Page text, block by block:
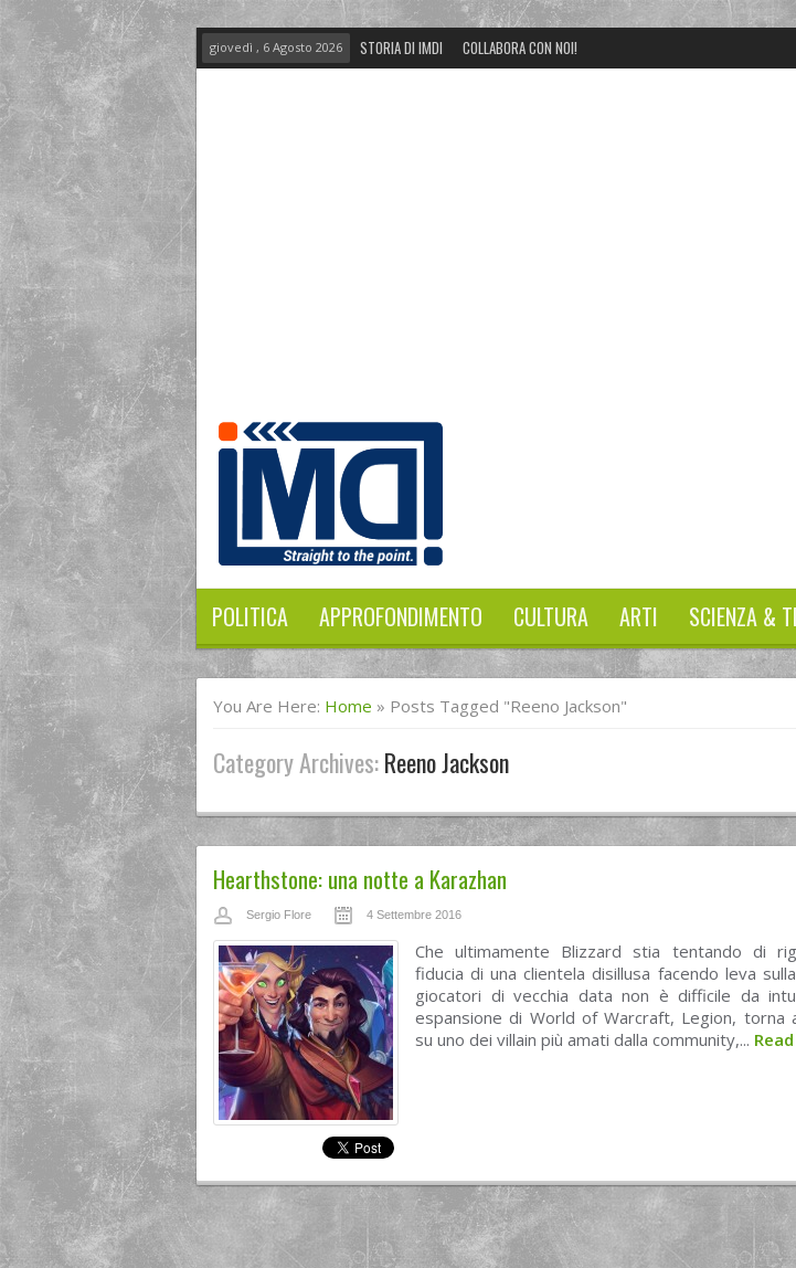
giovedì , 6 Agosto 2026 STORIA DI IMDI COLLABORA CON NOI!
POLITICA APPROFONDIMENTO CULTURA ARTI SCIENZA &
You Are Here: Home » Posts Tagged "Reeno Jackson"
Category Archives:Reeno Jackson
Hearthstone: una notte a Karazhan
Sergio Flore 4 Settembre 2016
Che ultimamente Blizzard stia tentando di
fiducia di una clientela disillusa facendo leva
giocatori di vecchia data non è difficile da
espansione di World of Warcraft, Legion, torna
su uno dei villain più amati dalla community,...